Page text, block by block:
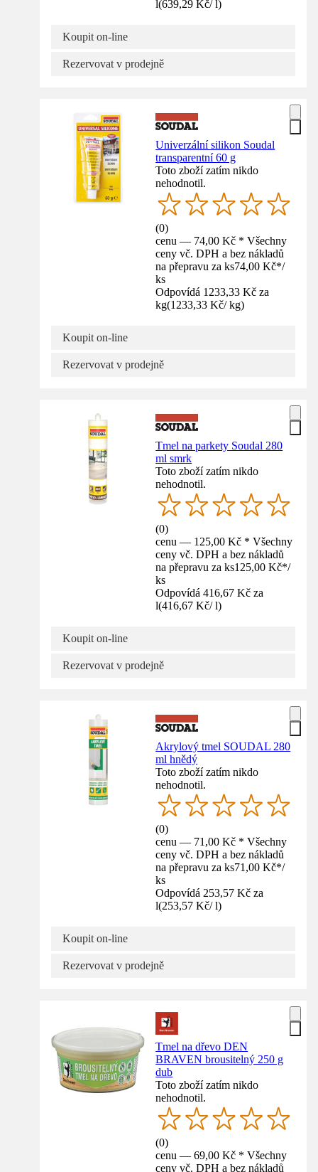
l(639,29 Kč/ l)
Koupit on-line
Rezervovat v prodejně
Univerzální silikon Soudal
transparentní 60 g
Toto zboží zatím nikdo
nehodnotil.
(0)
cenu — 74,00 Kč * Všechny
ceny vč. DPH a bez nákladů
na přepravu za ks74,00 Kč*/
ks
Odpovídá 1233,33 Kč za
kg(1233,33 Kč/ kg)
Koupit on-line
Rezervovat v prodejně
Tmel na parkety Soudal 280
ml smrk
Toto zboží zatím nikdo
nehodnotil.
(0)
cenu — 125,00 Kč * Všechny
ceny vč. DPH a bez nákladů
na přepravu za ks125,00 Kč*/
ks
Odpovídá 416,67 Kč za
l(416,67 Kč/ l)
Koupit on-line
Rezervovat v prodejně
Akrylový tmel SOUDAL 280
ml hnědý
Toto zboží zatím nikdo
nehodnotil.
(0)
cenu — 71,00 Kč * Všechny
ceny vč. DPH a bez nákladů
na přepravu za ks71,00 Kč*/
ks
Odpovídá 253,57 Kč za
l(253,57 Kč/ l)
Koupit on-line
Rezervovat v prodejně
Tmel na dřevo DEN
BRAVEN brousitelný 250 g
dub
Toto zboží zatím nikdo
nehodnotil.
(0)
cenu — 69,00 Kč * Všechny
ceny vč. DPH a bez nákladů